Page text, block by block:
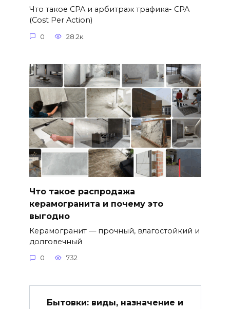
Что такое CPA и арбитраж трафика- CPA
(Cost Per Action)
0 28.2к.
Что такое распродажа
керамогранита и почему это
выгодно
Керамогранит — прочный, влагостойкий и
долговечный
0 732
Бытовки: виды, назначение и